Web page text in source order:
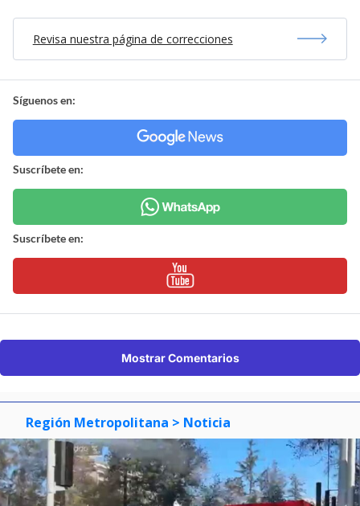
Revisa nuestra página de correcciones
Síguenos en:
Suscríbete en:
Suscríbete en:
Mostrar Comentarios
Región Metropolitana > Noticia